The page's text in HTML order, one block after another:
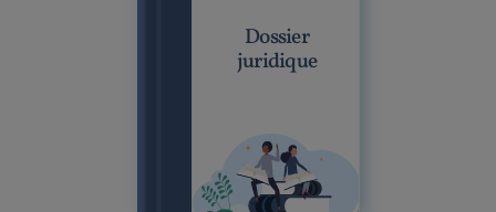
Dossier
juridique